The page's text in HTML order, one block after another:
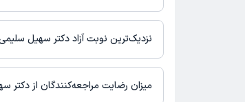
در حال حاضر دکتر سهیل سلیمی مشاوره پزشکی
نزدیک‌ترین نوبت آزاد دکتر سهیل
زمان نوبت‌دهی و پذیرش بیماران با
میزان رضایت مراجعه‌کنندگان از